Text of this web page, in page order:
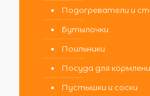
Подогреватели и
Бутылочки
Поильники
Посуда для
Пустышки и соски